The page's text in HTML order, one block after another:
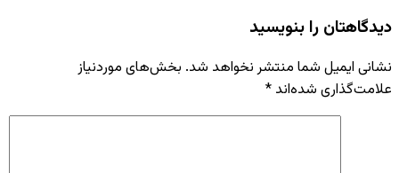
دیدگاهتان را بنویسید
نشانی ایمیل شما منتشر نخواهد شد. بخش‌های موردنیاز
علامت‌گذاری شده‌اند *